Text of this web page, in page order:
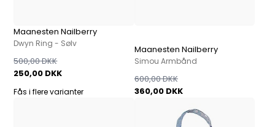
Maanesten Nailberry
Dwyn Ring - Sølv
250,00 DKK
500,00 DKK
Fås i flere varianter
Maanesten Nailberry
Simou Armbånd
360,00 DKK
600,00 DKK